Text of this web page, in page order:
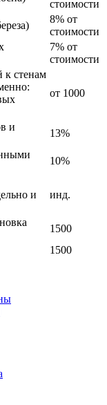
стоимости
8% от
стоимости
7% от
стоимости
к стенам
от 1000
и
13%
10%
и
инд.
1500
1500